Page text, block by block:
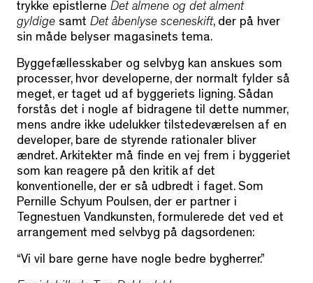
trykke epistlerne Det almene og det alment
gyldige samt Det åbenlyse sceneskift, der på hver
sin måde belyser magasinets tema.
Byggefællesskaber og selvbyg kan anskues som
processer, hvor developerne, der normalt fylder så
meget, er taget ud af byggeriets ligning. Sådan
forstås det i nogle af bidragene til dette nummer,
mens andre ikke udelukker tilstedeværelsen af en
developer, bare de styrende rationaler bliver
ændret. Arkitekter må finde en vej frem i byggeriet
som kan reagere på den kritik af det
konventionelle, der er så udbredt i faget. Som
Pernille Schyum Poulsen, der er partner i
Tegnestuen Vandkunsten, formulerede det ved et
arrangement med selvbyg på dagsordenen:
“Vi vil bare gerne have nogle bedre bygherrer.”